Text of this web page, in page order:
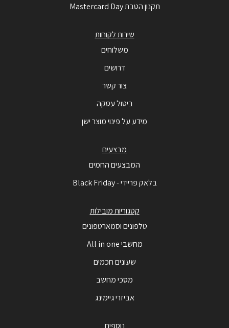
תקנון הטבת Mastercard Day
שירות לקוחות
משלוחים
דרושים
צור קשר
ביטול עסקה
מידע על פינוי מוצר ישן
מבצעים
המבצעים החמים
בלאק פריידי - Black Friday
קטגוריות מובילות
טלפונים וסמארטפונים
מחשבי All in one
שעונים חכמים
מסכי מחשב
אביזרי גיימינג
נוספים